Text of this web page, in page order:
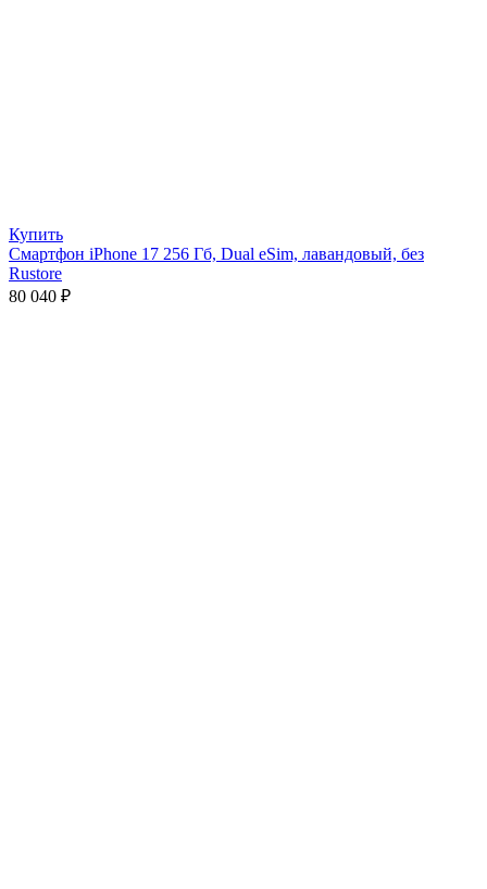
Купить
Смартфон iPhone 17 256 Гб, Dual eSim, лавандовый, без
Rustore
80 040 ₽